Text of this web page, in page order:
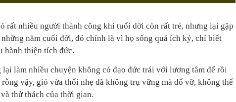
rất nhiều người thành công khi tuổi đời còn rất trẻ, nhưng lại gặp
năm cuối đời, đó chính là vì họ sống quá ích kỷ, chỉ biết
hành thiện tích đức.
lại làm nhiều chuyện không có đạo đức trái với lương tâm để rồi
vậy, gió vừa thổi nhẹ đã không trụ vững mà đổ vỡ, không thể
thử thách của thời gian.